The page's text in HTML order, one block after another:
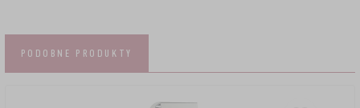
PODOBNE PRODUKTY